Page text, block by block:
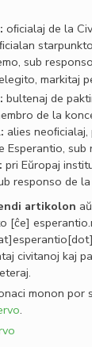
oﬁcialaj de la
sub
markitaj
bultenaj de
de la
alies
Esperantio,
pri Eŭropaj
responso de
artikolon
[ĉe] esperantio.
civitanoj kaj
monon por
.